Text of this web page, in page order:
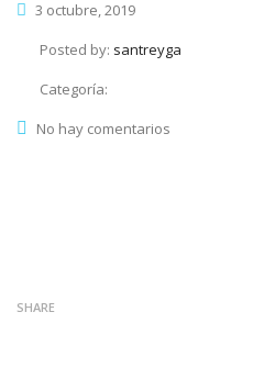
3 octubre, 2019
Posted by: santreyga
Categoría:
No hay comentarios
SHARE